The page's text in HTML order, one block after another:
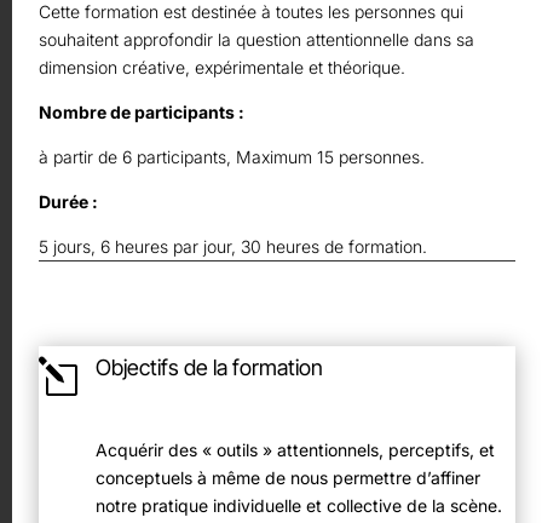
l Objectifs de la formation
Acquérir des « outils » attentionnels, perceptifs, et
conceptuels à même de nous permettre d’affiner
notre pratique individuelle et collective de la scène.
Cette formation est destinée à toutes les personnes qui
souhaitent approfondir la question attentionnelle dans sa
dimension créative, expérimentale et théorique.
Nombre de participants :
à partir de 6 participants, Maximum 15 personnes.
Durée :
5 jours, 6 heures par jour, 30 heures de formation.